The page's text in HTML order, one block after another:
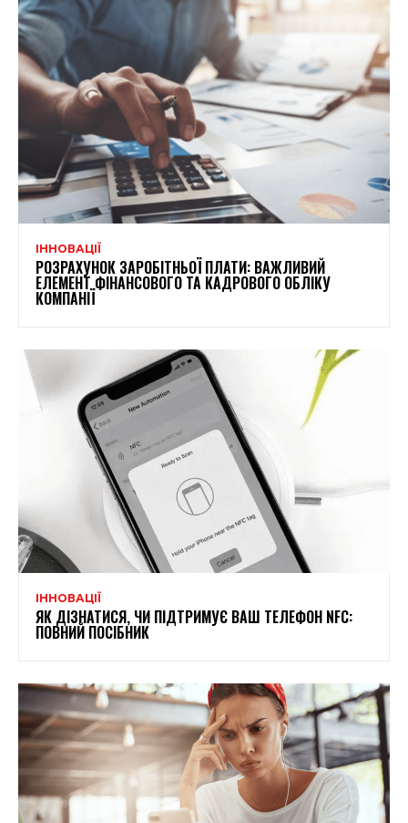
ІННОВАЦІЇ
РОЗРАХУНОК ЗАРОБІТНЬОЇ ПЛАТИ: ВАЖЛИВИЙ
ЕЛЕМЕНТ ФІНАНСОВОГО ТА КАДРОВОГО ОБЛІКУ
КОМПАНІЇ
ІННОВАЦІЇ
ЯК ДІЗНАТИСЯ, ЧИ ПІДТРИМУЄ ВАШ ТЕЛЕФОН NFC:
ПОВНИЙ ПОСІБНИК